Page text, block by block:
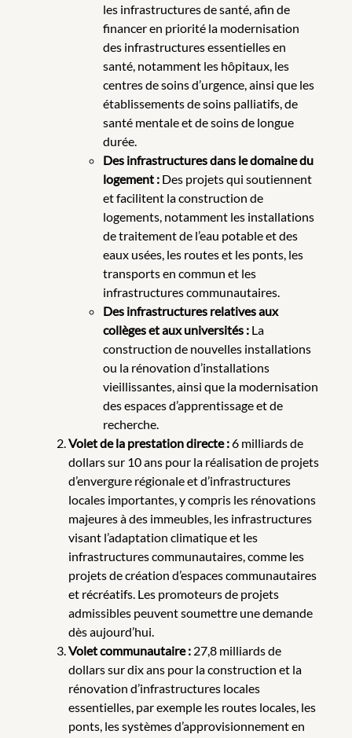
les infrastructures de santé, afin de
financer en priorité la modernisation
des infrastructures essentielles en
santé, notamment les hôpitaux, les
centres de soins d’urgence, ainsi que les
établissements de soins palliatifs, de
santé mentale et de soins de longue
durée.
Des infrastructures dans le domaine du
logement : Des projets qui soutiennent
et facilitent la construction de
logements, notamment les installations
de traitement de l’eau potable et des
eaux usées, les routes et les ponts, les
transports en commun et les
infrastructures communautaires.
Des infrastructures relatives aux
collèges et aux universités :La
construction de nouvelles installations
ou la rénovation d’installations
vieillissantes, ainsi que la modernisation
des espaces d’apprentissage et de
recherche.
Volet de la prestation directe :6 milliards de
dollars sur 10 ans pour la réalisation de projets
d’envergure régionale et d’infrastructures
locales importantes, y compris les rénovations
majeures à des immeubles, les infrastructures
visant l’adaptation climatique et les
infrastructures communautaires, comme les
projets de création d’espaces communautaires
et récréatifs. Les promoteurs de projets
admissibles peuvent soumettre une demande
dès aujourd’hui.
Volet communautaire :27,8 milliards de
dollars sur dix ans pour la construction et la
rénovation d’infrastructures locales
essentielles, par exemple les routes locales, les
ponts, les systèmes d’approvisionnement en